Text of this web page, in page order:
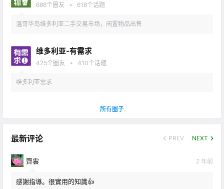
686个圈友 • 618个话题
温哥华岛维多利亚二手交易市场，闲置物品出售
维多利亚-有需求
425个圈友 • 410个话题
维多利亚需求
所有圈子
最新评论 PREV NEXT
齊雲 2 年前
感謝指導。很實用的知識👍